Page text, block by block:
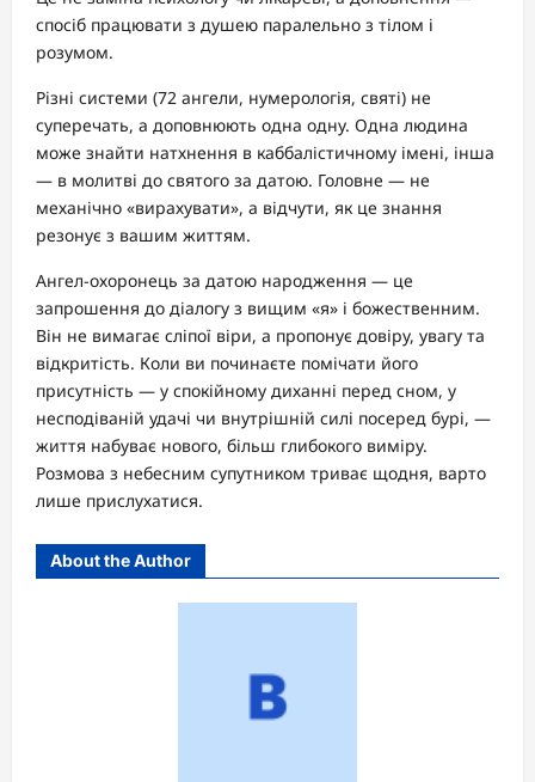
спосіб працювати з душею паралельно з тілом і
розумом.
Різні системи (72 ангели, нумерологія, святі) не
суперечать, а доповнюють одна одну. Одна людина
може знайти натхнення в каббалістичному імені, інша
— в молитві до святого за датою. Головне — не
механічно «вирахувати», а відчути, як це знання
резонує з вашим життям.
Ангел-охоронець за датою народження — це
запрошення до діалогу з вищим «я» і божественним.
Він не вимагає сліпої віри, а пропонує довіру, увагу та
відкритість. Коли ви починаєте помічати його
присутність — у спокійному диханні перед сном, у
несподіваній удачі чи внутрішній силі посеред бурі, —
життя набуває нового, більш глибокого виміру.
Розмова з небесним супутником триває щодня, варто
лише прислухатися.
About the Author